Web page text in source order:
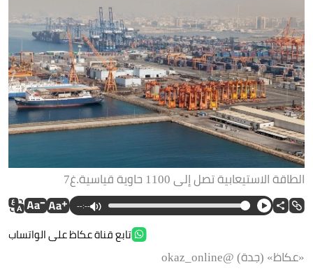
الطاقة الاستيعابية تصل إلى 1100 حاوية قياسية.غ7
--:--
تابع قناة عكاظ على الواتساب
«عكاظ» (جدة) @okaz_online